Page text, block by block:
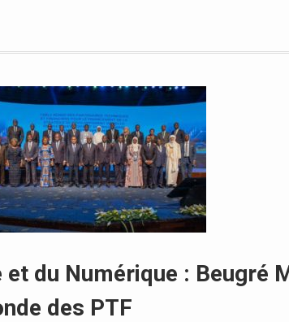
et du Numérique : Beugré
des PTF